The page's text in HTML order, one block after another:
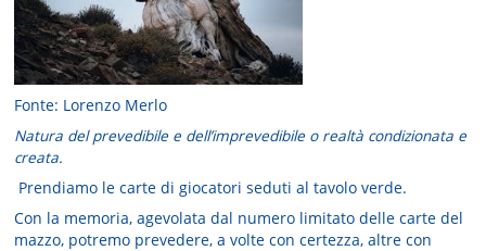
Fonte: Lorenzo Merlo
Natura del prevedibile e dell’imprevedibile o realtà condizionata e
creata.
Prendiamo le carte di giocatori seduti al tavolo verde.
Con la memoria, agevolata dal numero limitato delle carte del
mazzo, potremo prevedere, a volte con certezza, altre con